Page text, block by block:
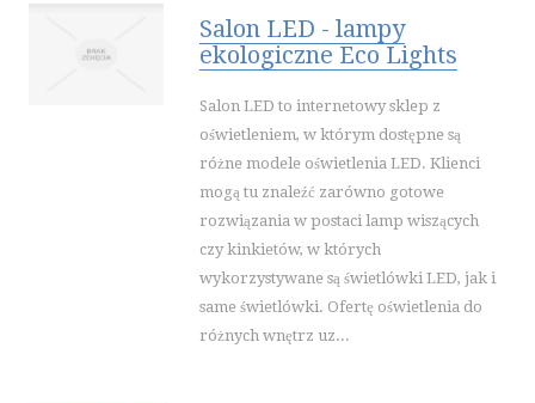
CHEMIA
ART. SPOŻYWCZE
ELEKTRONARZĘDZIA
MASZYNY
NARZĘDZIA
PRZEMYSŁ METALOWY
MOTORYZACJA
TRANSPORT
CZĘŚCI SAMOCHODOWE
Salon LED - lampy
ekologiczne Eco Lights
Salon LED to internetowy sklep z
oświetleniem, w którym dostępne są
różne modele oświetlenia LED. Klienci
mogą tu znaleźć zarówno gotowe
rozwiązania w postaci lamp wiszących
czy kinkietów, w których
wykorzystywane są świetlówki LED, jak i
same świetlówki. Ofertę oświetlenia do
różnych wnętrz uz...